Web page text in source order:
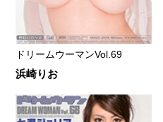
ドリームウーマンVol.69
浜崎りお